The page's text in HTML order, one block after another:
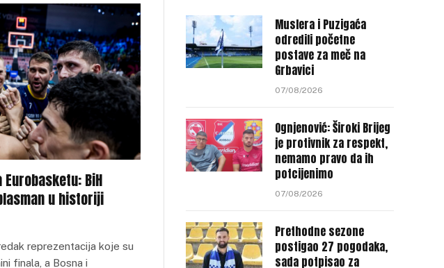
BiH
u historiji
reprezentacija koje su
finala, a Bosna i
Muslera i Puzigaća
odredili početne
postave za meč na
Grbavici
07/08/2026
Ognjenović: Široki Brijeg
je protivnik za respekt,
nemamo pravo da ih
potcijenimo
07/08/2026
Prethodne sezone
postigao 27 pogodaka,
sada potpisao za